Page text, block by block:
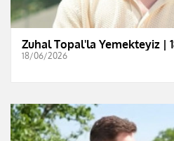
Zuhal Topal'la Yemekteyiz |
18/06/2026